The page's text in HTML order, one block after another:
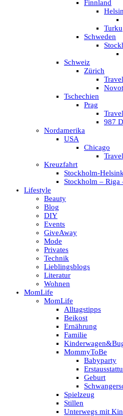
Finnland
Turku
Schweden
Schweiz
Zürich
Tschechien
Prag
987
Nordamerika
USA
Chicago
Kreuzfahrt
Stockholm-
Stockholm – Riga
Lifestyle
Beauty
Blog
DIY
Events
GiveAway
Mode
Privates
Technik
Lieblingsblogs
Literatur
Wohnen
MomLife
MomLife
Alltagstipps
Beikost
Ernährung
Familie
MommyToBe
Babyparty
Geburt
Spielzeug
Stillen
Unterwegs mit